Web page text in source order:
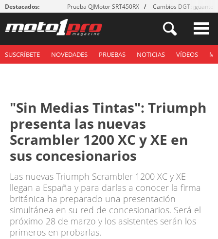
Destacados: Prueba QJMotor SRT450RX Cambios DGT: ¡guantes!
SUSCRÍBETE NOVEDADES PRUEBAS NOTICIAS VÍDEOS
"Sin Medias Tintas": Triumph
presenta las nuevas
Scrambler 1200 XC y XE en
sus concesionarios
Las nuevas Triumph Scrambler 1200 XC y XE
llegan a España y para darlas a conocer la firma
británica ha preparado una presentación
simultánea en su red de concesionarios. Será el
próximo 28 de marzo y los asistentes serán los
primeros en probarlas.